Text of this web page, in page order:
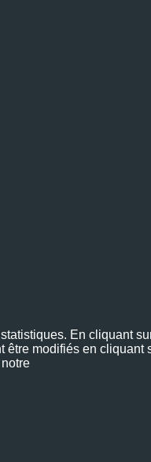
En cliquant
être modifiés en cliquant